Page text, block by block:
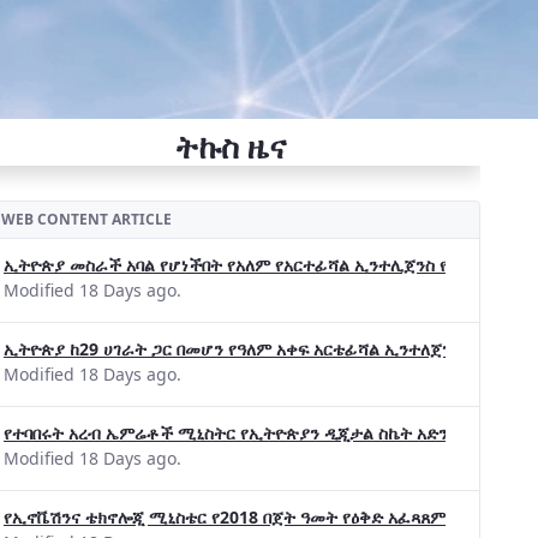
ትኩስ ዜና
WEB CONTENT ARTICLE
ኢትዮጵያ መስራች አባል የሆነችበት የአለም የአርተፊሻል ኢንተሊጀንስ የትብብር
Modified 18 Days ago.
ኢትዮጵያ ከ29 ሀገራት ጋር በመሆን የዓለም አቀፍ አርቴፊሻል ኢንተለጀንስ ትብብር
Modified 18 Days ago.
የተባበሩት አረብ ኤምሬቶች ሚኒስትር የኢትዮጵያን ዲጂታል ስኬት አድንቀዋል
Modified 18 Days ago.
የኢኖቬሽንና ቴክኖሎጂ ሚኒስቴር የ2018 በጀት ዓመት የዕቅድ አፈጻጸምና የቀጣይ